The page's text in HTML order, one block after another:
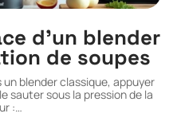
d’un blender
de soupes
blender classique, appuyer
sauter sous la pression de la
:…